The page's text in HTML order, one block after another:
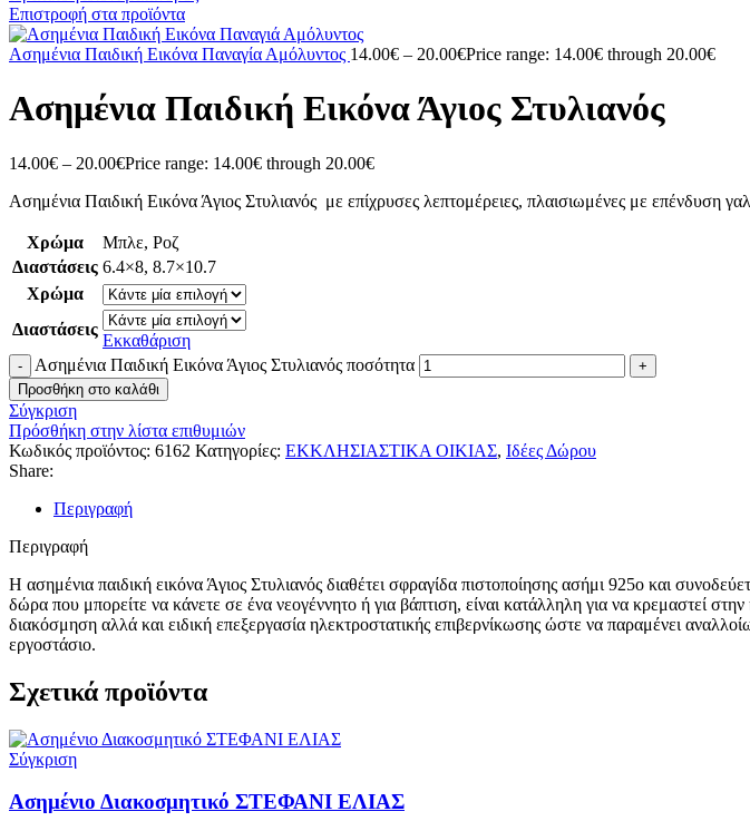
Επιστροφή στα προϊόντα
Ασημένια Παιδική Εικόνα Παναγία Αμόλυντος 14.00€ – 20.00€Price range: 14.00€ through 20.00€
Ασημένια Παιδική Εικόνα Άγιος Στυλιανός
14.00€ – 20.00€Price range: 14.00€ through 20.00€
Ασημένια Παιδική Εικόνα Άγιος Στυλιανός με επίχρυσες λεπτομέρειες, πλαισιωμένες με επένδυση
Χρώμα Μπλε, Ροζ
Διαστάσεις 6.4×8, 8.7×10.7
Χρώμα
Διαστάσεις
Εκκαθάριση
Ασημένια Παιδική Εικόνα Άγιος Στυλιανός ποσότητα
Προσθήκη στο καλάθι
Σύγκριση
Πρόσθήκη στην λίστα επιθυμιών
Κωδικός προϊόντος: 6162 Κατηγορίες: ΕΚΚΛΗΣΙΑΣΤΙΚΑ ΟΙΚΙΑΣ, Ιδέες Δώρου
Share:
Περιγραφή
Περιγραφή
Η ασημένια παιδική εικόνα Άγιος Στυλιανός διαθέτει σφραγίδα πιστοποίησης ασήμι 925ο και
δώρα που μπορείτε να κάνετε σε ένα νεογέννητο ή για βάπτιση, είναι κατάλληλη για να κρεμαστεί
διακόσμηση αλλά και ειδική επεξεργασία ηλεκτροστατικής επιβερνίκωσης ώστε να παραμένει
εργοστάσιο.
Σχετικά προϊόντα
Σύγκριση
Ασημένιο Διακοσμητικό ΣΤΕΦΑΝΙ ΕΛΙΑΣ